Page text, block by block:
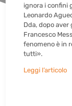
ignora i confini
Leonardo
Dda, dopo
Francesco
fenomeno è in
tutti».
Leggi l’articolo